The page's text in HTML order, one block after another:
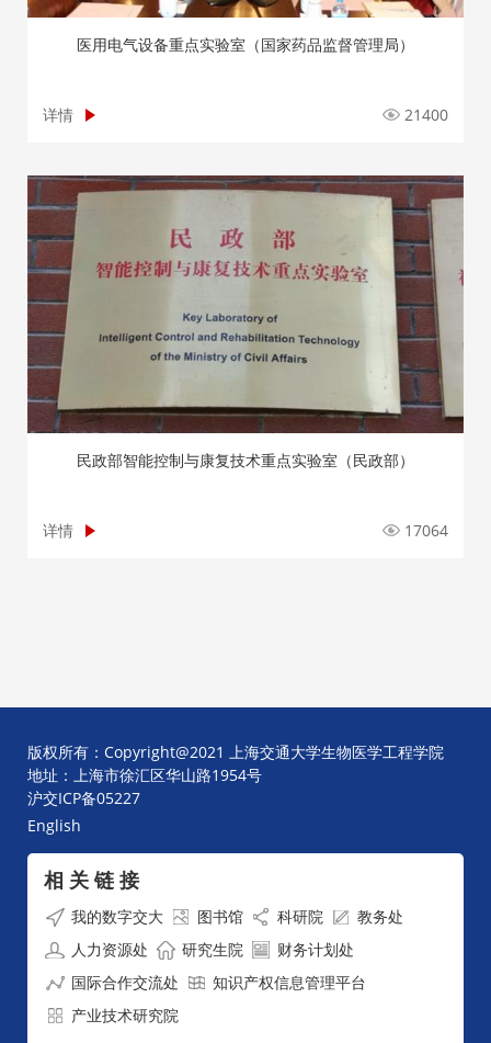
医用电气设备重点实验室（国家药品监督管理局）
详情 21400
民政部智能控制与康复技术重点实验室（民政部）
详情 17064
版权所有：Copyright@2021 上海交通大学生物医学工程学院
地址：上海市徐汇区华山路1954号
沪交ICP备05227
English
相 关 链 接
我的数字交大 图书馆 科研院
教务处
人力资源处
研究生院
财务计划处
国际合作交流处
知识产权信息管理平台
产业技术研究院